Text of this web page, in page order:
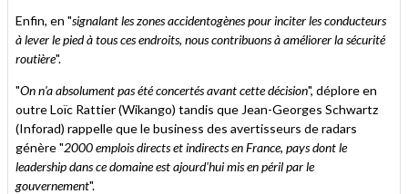
Enfin, en "signalant les zones accidentogènes pour inciter les conducteurs
à lever le pied à tous ces endroits, nous contribuons à améliorer la sécurité
routière".
"On n'a absolument pas été concertés avant cette décision", déplore en
outre Loïc Rattier (Wikango) tandis que Jean-Georges Schwartz
(Inforad) rappelle que le business des avertisseurs de radars
génère "2000 emplois directs et indirects en France, pays dont le
leadership dans ce domaine est ajourd'hui mis en péril par le
gouvernement".